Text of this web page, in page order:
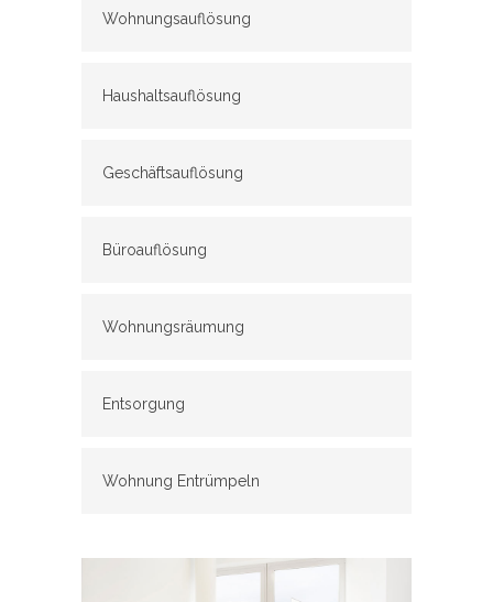
Wohnungsauflösung
Haushaltsauflösung
Geschäftsauflösung
Büroauflösung
Wohnungsräumung
Entsorgung
Wohnung Entrümpeln